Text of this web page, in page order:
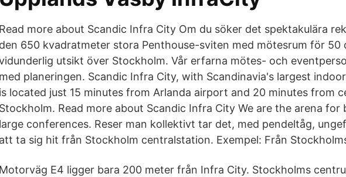
Read more about Scandic Infra City Om du söker det spektakulära
den 650 kvadratmeter stora Penthouse-sviten med mötesrum för 50
utsikt över Stockholm. Vår erfarna mötes- och
med planeringen. Scandic Infra City, with Scandinavia's largest
is located just 15 minutes from Arlanda airport and 20 minutes from
Stockholm. Read more about Scandic Infra City We are the arena for
large conferences. Reser man kollektivt tar det, med pendeltåg,
att ta sig hit från Stockholm centralstation. Exempel: Från
Motorväg E4 ligger bara 200 meter från Infra City. Stockholms